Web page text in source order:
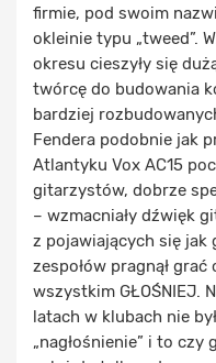
firmie, pod swoim
okleinie typu „tweed”.
okresu cieszyły się
twórcę do budowania
bardziej
Fendera podobnie jak
Atlantyku Vox AC15
gitarzystów, dobrze
– wzmacniały dźwięk
z pojawiających się jak
zespołów pragnął
wszystkim GŁOŚNIEJ.
latach w klubach nie
„nagłośnienie” i to czy